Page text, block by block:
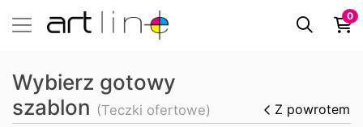
0
Wybierz gotowy
szablon (Teczki ofertowe) Z powrotem